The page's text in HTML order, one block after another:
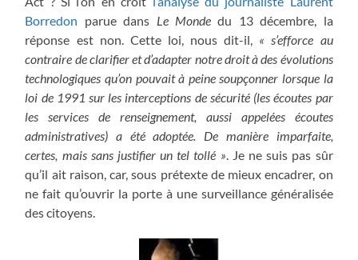
Borredon parue dans Le Monde du 13 décembre, la
réponse est non. Cette loi, nous dit-il, « s’efforce au
contraire de clarifier et d’adapter notre droit à des évolutions
technologiques qu’on pouvait à peine soupçonner lorsque la
loi de 1991 sur les interceptions de sécurité (les écoutes par
les services de renseignement, aussi appelées écoutes
administratives) a été adoptée. De manière imparfaite,
certes, mais sans justifier un tel tollé » . Je ne suis pas sûr
qu’il ait raison, car, sous prétexte de mieux encadrer, on
ne fait qu’ouvrir la porte à une surveillance généralisée
des citoyens.